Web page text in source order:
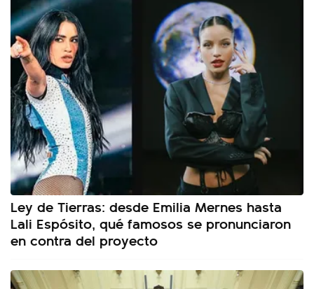
Ley de Tierras: desde Emilia Mernes hasta
Lali Espósito, qué famosos se pronunciaron
en contra del proyecto